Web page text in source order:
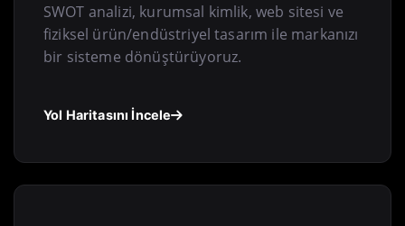
SWOT analizi, kurumsal kimlik, web sitesi ve
fiziksel ürün/endüstriyel tasarım ile markanızı
bir sisteme dönüştürüyoruz.
Yol Haritasını İncele